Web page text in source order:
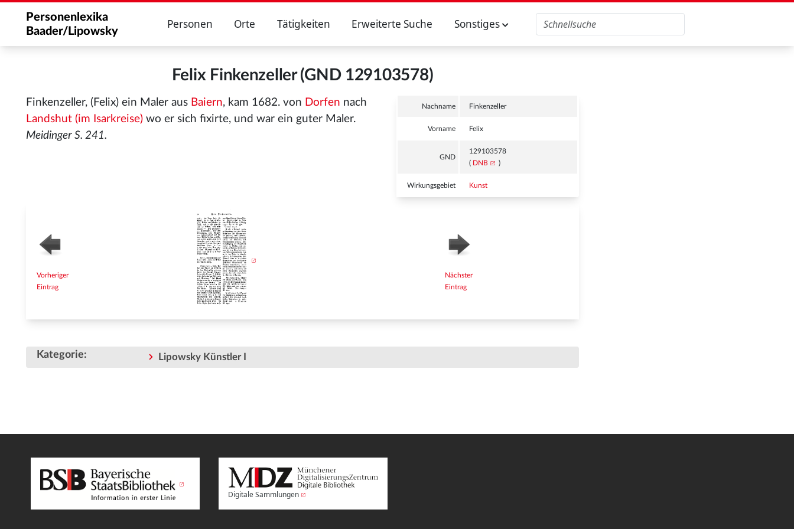
Personenlexika
Baader/Lipowsky
Personen Orte Tätigkeiten Erweiterte Suche Sonstiges
Felix Finkenzeller (GND 129103578)
Nachname Finkenzeller
Vorname Felix
GND
129103578
( DNB )
Wirkungsgebiet Kunst
Finkenzeller, (Felix) ein Maler aus Baiern, kam 1682. von Dorfen nach
Landshut (im Isarkreise) wo er sich fixirte, und war ein guter Maler.
Meidinger S. 241.
Vorheriger
Eintrag
Nächster
Eintrag
Kategorie: Lipowsky Künstler I
Digitale Sammlungen